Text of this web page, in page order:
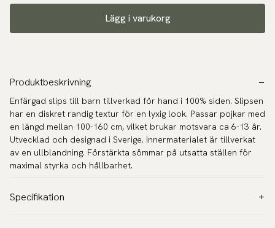
Lägg i varukorg
Produktbeskrivning
Enfärgad slips till barn tillverkad för hand i 100% siden. Slipsen
har en diskret randig textur för en lyxig look. Passar pojkar med
en längd mellan 100-160 cm, vilket brukar motsvara ca 6-13 år.
Utvecklad och designad i Sverige. Innermaterialet är tillverkat
av en ullblandning. Förstärkta sömmar på utsatta ställen för
maximal styrka och hållbarhet.
Specifikation